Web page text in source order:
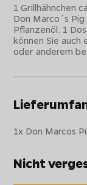
1 Grillhähnchen
Don Marco´s
Pflanzenöl, 1
können Sie auch
oder anderem
1x Don Marcos
Nicht